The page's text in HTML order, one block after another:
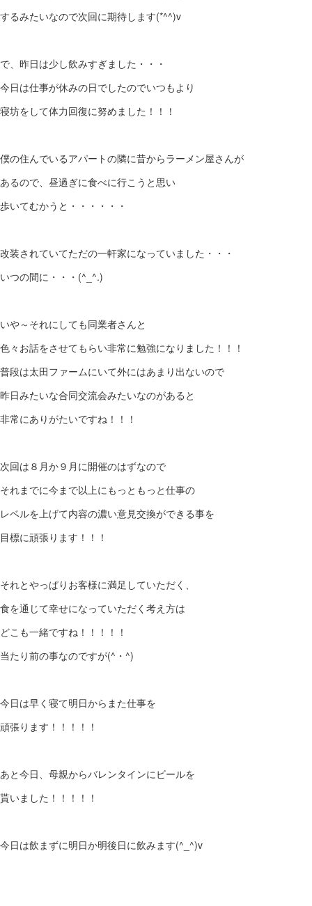
するみたいなので次回に期待します(*^^)v
で、昨日は少し飲みすぎました・・・
今日は仕事が休みの日でしたのでいつもより
寝坊をして体力回復に努めました！！！
僕の住んでいるアパートの隣に昔からラーメン屋さんが
あるので、昼過ぎに食べに行こうと思い
歩いてむかうと・・・・・・
改装されていてただの一軒家になっていました・・・
いつの間に・・・(^_^.)
いや～それにしても同業者さんと
色々お話をさせてもらい非常に勉強になりました！！！
普段は太田ファームにいて外にはあまり出ないので
昨日みたいな合同交流会みたいなのがあると
非常にありがたいですね！！！
次回は８月か９月に開催のはずなので
それまでに今まで以上にもっともっと仕事の
レベルを上げて内容の濃い意見交換ができる事を
目標に頑張ります！！！
それとやっぱりお客様に満足していただく、
食を通じて幸せになっていただく考え方は
どこも一緒ですね！！！！！
当たり前の事なのですが(^・^)
今日は早く寝て明日からまた仕事を
頑張ります！！！！！
あと今日、母親からバレンタインにビールを
貰いました！！！！！
今日は飲まずに明日か明後日に飲みます(^_^)v